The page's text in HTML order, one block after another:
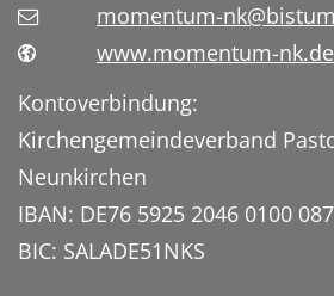
momentum-
www.momentum-nk.de
Kontoverbindung:
Kirchengemeindeverband
Neunkirchen
IBAN: DE76 5925 2046 0100
BIC: SALADE51NKS